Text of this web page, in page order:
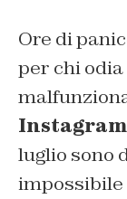
Ore di
per chi odia
Instagram
luglio sono
impossibile